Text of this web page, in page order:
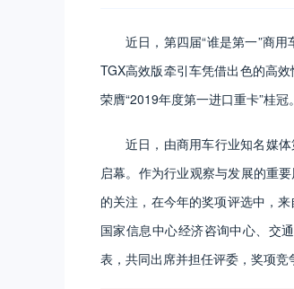
近日，第四届“谁是第一”商
TGX高效版牵引车凭借出色的高
荣膺“2019年度第一进口重卡”桂冠。
近日，由商用车行业知名媒
启幕。作为行业观察与发展的重
的关注，在今年的奖项评选中，
国家信息中心经济咨询中心、交
表，共同出席并担任评委，奖项竞